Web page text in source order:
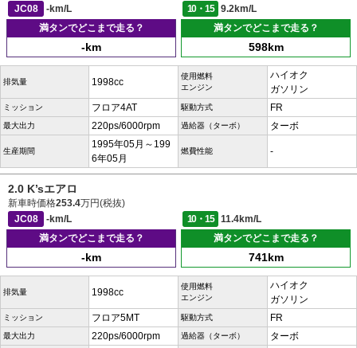
JC08
-km/L 10・15
9.2km/L
満タンでどこまで走る？
-km
満タンでどこまで走る？
598km
排気量 1998cc
使用燃料
エンジン
ハイオク
ガソリン
ミッション フロア4AT 駆動方式 FR
最大出力 220ps/6000rpm 過給器（ターボ） ターボ
生産期間
1995年05月～199
6年05月
燃費性能 -
2.0 K’sエアロ
新車時価格253.4万円(税抜)
JC08
-km/L 10・15
11.4km/L
満タンでどこまで走る？
-km
満タンでどこまで走る？
741km
排気量 1998cc
使用燃料
エンジン
ハイオク
ガソリン
ミッション フロア5MT 駆動方式 FR
最大出力 220ps/6000rpm 過給器（ターボ） ターボ